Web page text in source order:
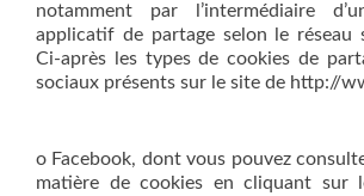
notamment par l’intermédiaire
applicatif de partage selon le réseau
Ci-après les types de cookies de
sociaux présents sur le site de http://
o Facebook, dont vous pouvez
matière de cookies en cliquant sur